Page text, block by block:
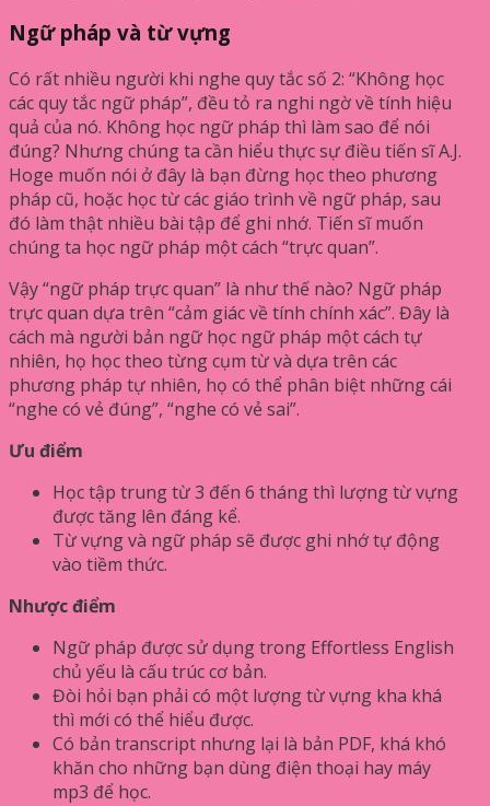
Ngữ pháp và từ vựng
Có rất nhiều người khi nghe quy tắc số 2: “Không học
các quy tắc ngữ pháp”, đều tỏ ra nghi ngờ về tính hiệu
quả của nó. Không học ngữ pháp thì làm sao để nói
đúng? Nhưng chúng ta cần hiểu thực sự điều tiến sĩ A.J.
Hoge muốn nói ở đây là bạn đừng học theo phương
pháp cũ, hoặc học từ các giáo trình về ngữ pháp, sau
đó làm thật nhiều bài tập để ghi nhớ. Tiến sĩ muốn
chúng ta học ngữ pháp một cách “trực quan”.
Vậy “ngữ pháp trực quan” là như thế nào? Ngữ pháp
trực quan dựa trên “cảm giác về tính chính xác”. Đây là
cách mà người bản ngữ học ngữ pháp một cách tự
nhiên, họ học theo từng cụm từ và dựa trên các
phương pháp tự nhiên, họ có thể phân biệt những cái
“nghe có vẻ đúng”, “nghe có vẻ sai”.
Ưu điểm
Học tập trung từ 3 đến 6 tháng thì lượng từ vựng
được tăng lên đáng kể.
Từ vựng và ngữ pháp sẽ được ghi nhớ tự động
vào tiềm thức.
Nhược điểm
Ngữ pháp được sử dụng trong Effortless English
chủ yếu là cấu trúc cơ bản.
Đòi hỏi bạn phải có một lượng từ vựng kha khá
thì mới có thể hiểu được.
Có bản transcript nhưng lại là bản PDF, khá khó
khăn cho những bạn dùng điện thoại hay máy
mp3 để học.